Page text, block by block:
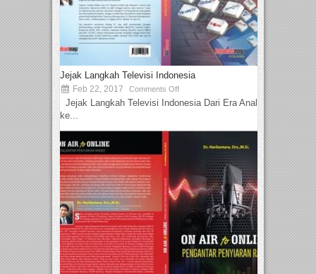
Jejak Langkah Televisi Indonesia
Feb 22, 2017 Comments Off
Jejak Langkah Televisi Indonesia Dari Era Analog
ke...